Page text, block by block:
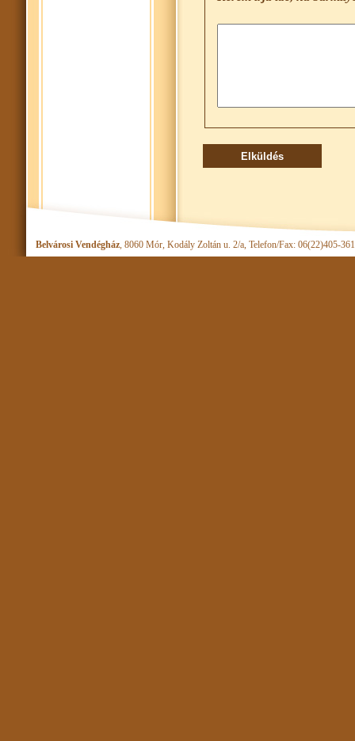
Belvárosi Vendégház, 8060 Mór, Kodály Zoltán u. 2/a, Telefon/Fax: 06(22)405-